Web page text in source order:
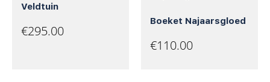
Veldtuin
€295.00
Boeket Najaarsgloed
€110.00